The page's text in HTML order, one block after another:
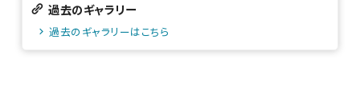
過去のギャラリー
過去のギャラリーはこちら